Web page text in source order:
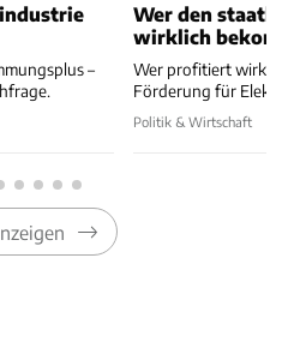
–
Wer den
wirklich
Wer profitiert
Förderung für
Politik & Wirtschaft